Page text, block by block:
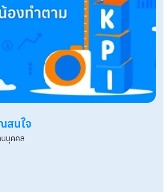
โปรแกรมคิดเงินเดือนราคาไม่แพงสำหรับพนักงานไม่